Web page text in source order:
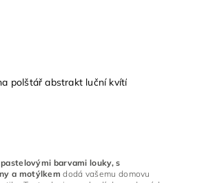
polštář abstrakt luční kvítí
barvami louky, s
a motýlkem dodá vašemu domovu